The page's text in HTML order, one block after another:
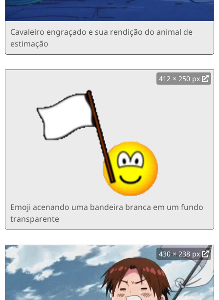
Cavaleiro engraçado e sua rendição do animal de
estimação
412 × 250 px
Emoji acenando uma bandeira branca em um fundo
transparente
430 × 238 px